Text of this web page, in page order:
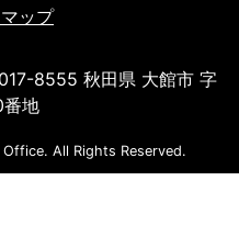
ップ
8555 秋田県 大館市 字
地
All Rights Reserved.